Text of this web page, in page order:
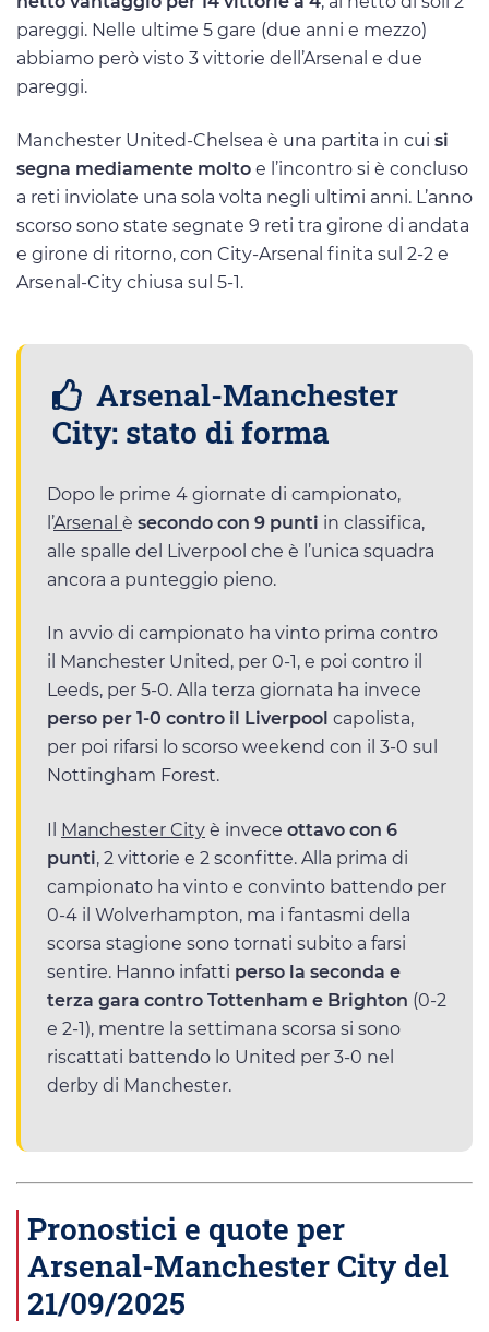
pareggi. Nelle ultime 5 gare (due anni e mezzo)
abbiamo però visto 3 vittorie dell’Arsenal e due
pareggi.
Manchester United-Chelsea è una partita in cui si
segna mediamente molto e l’incontro si è concluso
a reti inviolate una sola volta negli ultimi anni. L’anno
scorso sono state segnate 9 reti tra girone di andata
e girone di ritorno, con City-Arsenal finita sul 2-2 e
Arsenal-City chiusa sul 5-1.
Arsenal-Manchester
City: stato di forma
Dopo le prime 4 giornate di campionato,
l’Arsenal è secondo con 9 punti in classifica,
alle spalle del Liverpool che è l’unica squadra
ancora a punteggio pieno.
In avvio di campionato ha vinto prima contro
il Manchester United, per 0-1, e poi contro il
Leeds, per 5-0. Alla terza giornata ha invece
perso per 1-0 contro il Liverpool capolista,
per poi rifarsi lo scorso weekend con il 3-0 sul
Nottingham Forest.
Il Manchester City è invece ottavo con 6
punti, 2 vittorie e 2 sconfitte. Alla prima di
campionato ha vinto e convinto battendo per
0-4 il Wolverhampton, ma i fantasmi della
scorsa stagione sono tornati subito a farsi
sentire. Hanno infatti perso la seconda e
terza gara contro Tottenham e Brighton (0-2
e 2-1), mentre la settimana scorsa si sono
riscattati battendo lo United per 3-0 nel
derby di Manchester.
Pronostici e quote per
Arsenal-Manchester City del
21/09/2025